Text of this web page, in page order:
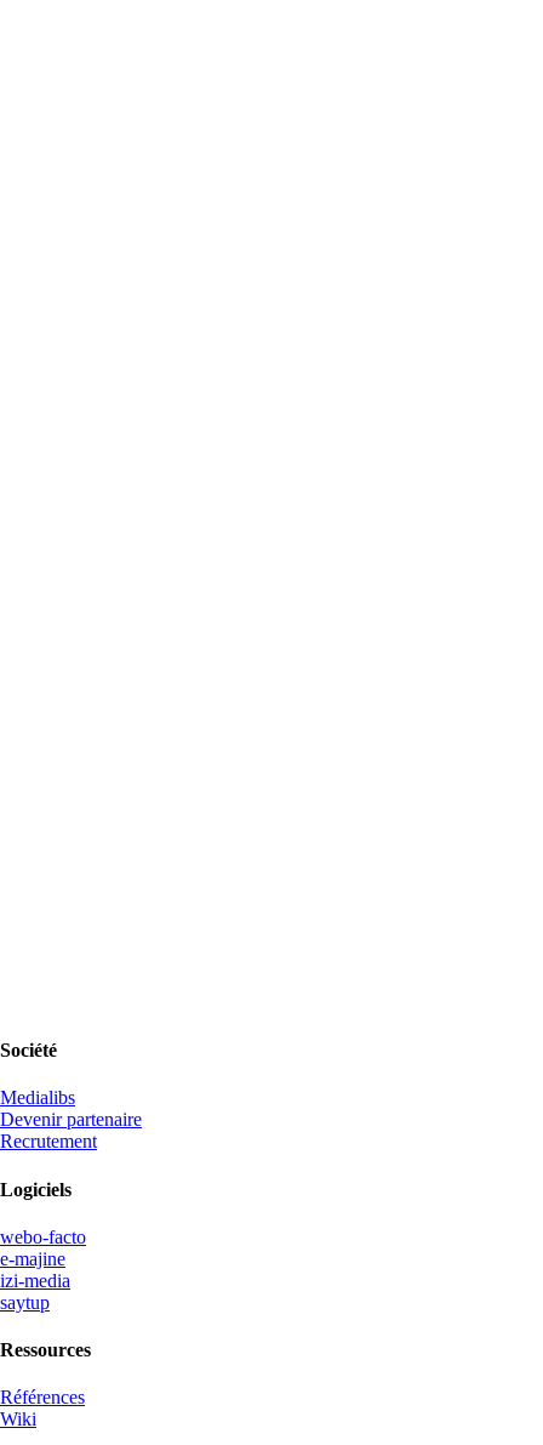
Société
Medialibs
Devenir partenaire
Recrutement
Logiciels
webo-facto
e-majine
izi-media
saytup
Ressources
Références
Wiki